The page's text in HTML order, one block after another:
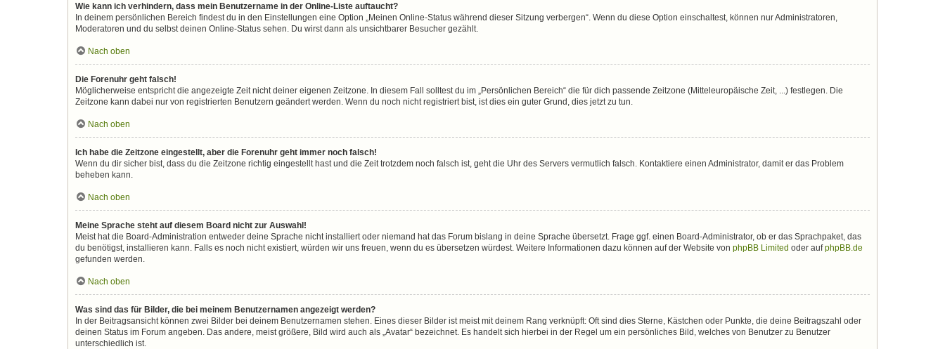
Wie kann ich verhindern, dass mein Benutzername in der Online-Liste auftaucht?
In deinem persönlichen Bereich findest du in den Einstellungen eine Option „Meinen Online-Status während dieser Sitzung verbergen“. Wenn du diese Option einschaltest, können nur Administratoren,
Moderatoren und du selbst deinen Online-Status sehen. Du wirst dann als unsichtbarer Besucher gezählt.
Nach oben
Die Forenuhr geht falsch!
Möglicherweise entspricht die angezeigte Zeit nicht deiner eigenen Zeitzone. In diesem Fall solltest du im „Persönlichen Bereich“ die für dich passende Zeitzone (Mitteleuropäische Zeit, ...) festlegen. Die
Zeitzone kann dabei nur von registrierten Benutzern geändert werden. Wenn du noch nicht registriert bist, ist dies ein guter Grund, dies jetzt zu tun.
Nach oben
Ich habe die Zeitzone eingestellt, aber die Forenuhr geht immer noch falsch!
Wenn du dir sicher bist, dass du die Zeitzone richtig eingestellt hast und die Zeit trotzdem noch falsch ist, geht die Uhr des Servers vermutlich falsch. Kontaktiere einen Administrator, damit er das Problem
beheben kann.
Nach oben
Meine Sprache steht auf diesem Board nicht zur Auswahl!
Meist hat die Board-Administration entweder deine Sprache nicht installiert oder niemand hat das Forum bislang in deine Sprache übersetzt. Frage ggf. einen Board-Administrator, ob er das Sprachpaket, das
du benötigst, installieren kann. Falls es noch nicht existiert, würden wir uns freuen, wenn du es übersetzen würdest. Weitere Informationen dazu können auf der Website von phpBB Limited oder aufphpBB.de
gefunden werden.
Nach oben
Was sind das für Bilder, die bei meinem Benutzernamen angezeigt werden?
In der Beitragsansicht können zwei Bilder bei deinem Benutzernamen stehen. Eines dieser Bilder ist meist mit deinem Rang verknüpft: Oft sind dies Sterne, Kästchen oder Punkte, die deine Beitragszahl oder
deinen Status im Forum angeben. Das andere, meist größere, Bild wird auch als „Avatar“ bezeichnet. Es handelt sich hierbei in der Regel um ein persönliches Bild, welches von Benutzer zu Benutzer
unterschiedlich ist.